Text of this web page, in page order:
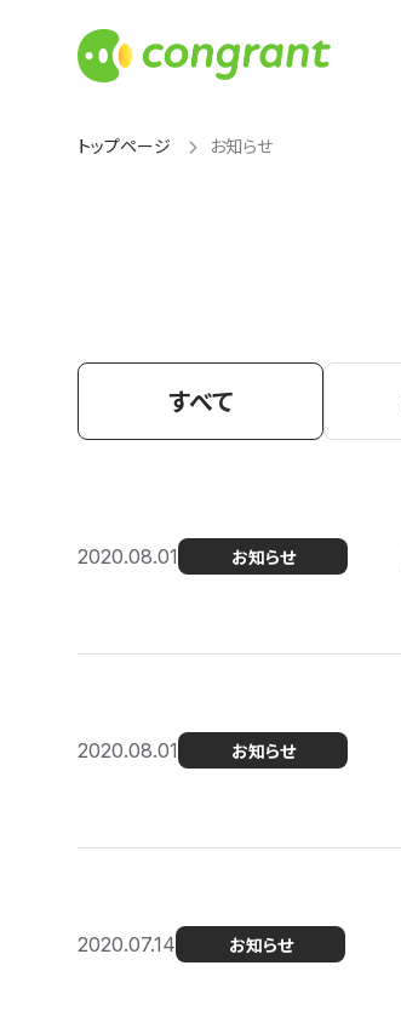
トップページ お知らせ
すべて
2020.08.01 お知らせ
2020.08.01 お知らせ
2020.07.14 お知らせ